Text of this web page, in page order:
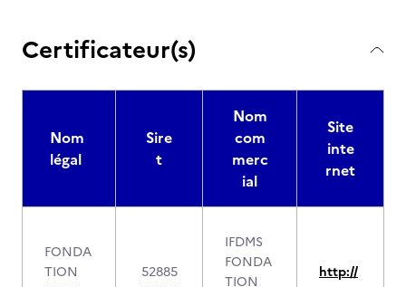
Certificateur(s)
Nom
légal
Sire
t
Nom
com
merc
ial
Site
inte
rnet
FONDA
TION
52885
IFDMS
FONDA
TION
http://